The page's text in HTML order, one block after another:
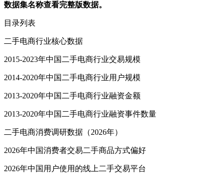
数据集名称查看完整版数据。
目录列表
二手电商行业核心数据
2015-2023年中国二手电商行业交易规模
2014-2020年中国二手电商行业用户规模
2013-2020年中国二手电商行业融资金额
2013-2020年中国二手电商行业融资事件数量
二手电商消费调研数据（2026年）
2026年中国消费者交易二手商品方式偏好
2026年中国用户使用的线上二手交易平台